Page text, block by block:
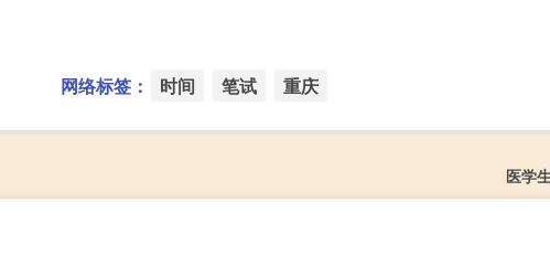
网络标签： 时间 笔试 重庆
医学